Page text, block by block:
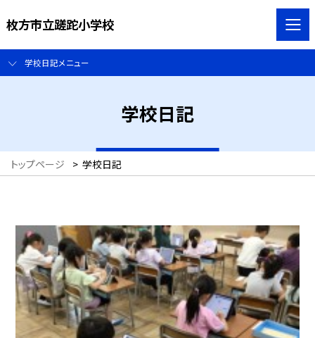
枚方市立蹉跎小学校
学校日記メニュー
学校日記
トップページ > 学校日記